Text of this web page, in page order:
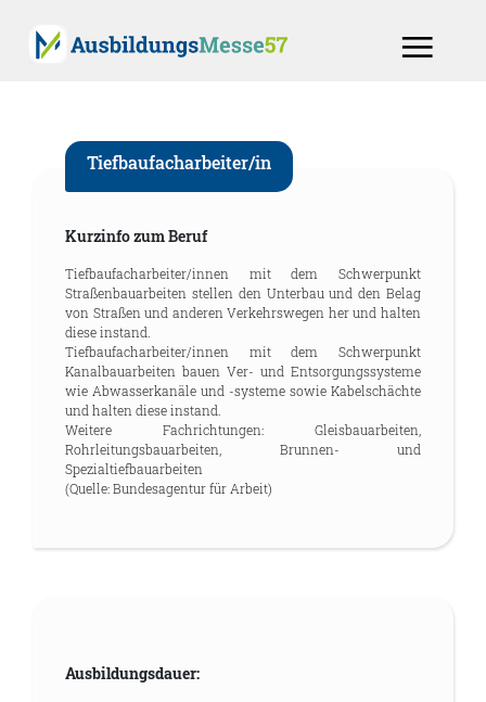
Tiefbaufacharbeiter/in
Kurzinfo zum Beruf
Tiefbaufacharbeiter/innen mit dem Schwerpunkt
Straßenbauarbeiten stellen den Unterbau und den Belag
von Straßen und anderen Verkehrswegen her und halten
diese instand.
Tiefbaufacharbeiter/innen mit dem Schwerpunkt
Kanalbauarbeiten bauen Ver- und Entsorgungssysteme
wie Abwasserkanäle und -systeme sowie Kabelschächte
und halten diese instand.
Weitere Fachrichtungen: Gleisbauarbeiten,
Rohrleitungsbauarbeiten, Brunnen- und
Spezialtiefbauarbeiten
(Quelle: Bundesagentur für Arbeit)
Ausbildungsdauer: